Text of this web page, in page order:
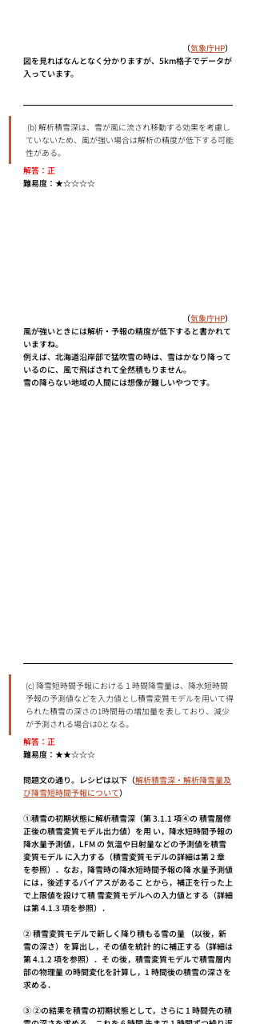
（気象庁HP）
図を見ればなんとなく分かりますが、5km格子でデータが
入っています。
(b) 解析積雪深は、雪が⾵に流され移動する効果を考慮し
ていないため、⾵が強い場合は解析の精度が低下する可能
性がある。
解答：正
難易度：★☆☆☆☆
（気象庁HP）
風が強いときには解析・予報の精度が低下すると書かれて
いますね。
例えば、北海道沿岸部で猛吹雪の時は、雪はかなり降って
いるのに、風で飛ばされて全然積もりません。
雪の降らない地域の人間には想像が難しいやつです。
(c) 降雪短時間予報における１時間降雪量は、降⽔短時間
予報の予測値などを⼊⼒値とし積雪変質モデルを⽤いて得
られた積雪の深さの1時間毎の増加量を表しており、減少
が予測される場合は0となる。
解答：正
難易度：★★☆☆☆
問題文の通り。レシピは以下（解析積雪深・解析降雪量及
び降雪短時間予報について）
①積雪の初期状態に解析積雪深（第 3.1.1 項④の 積雪層修
正後の積雪変質モデル出力値）を用 い，降水短時間予報の
降水量予測値，LFM の 気温や日射量などの予測値を積雪
変質モデル に入力する（積雪変質モデルの詳細は第 2 章
を参照）．なお，降雪時の降水短時間予報の降 水量予測値
には，後述するバイアスがあるこ とから，補正を行った上
で上限値を設けて積 雪変質モデルへの入力値とする（詳細
は第 4.1.3 項を参照）．
② 積雪変質モデルで新しく降り積もる雪の量 （以後，新
雪の深さ）を算出し，その値を統計 的に補正する（詳細は
第 4.1.2 項を参照）．そ の後，積雪変質モデルで積雪層内
部の物理量 の時間変化を計算し，1 時間後の積雪の深さを
求める．
③ ②の結果を積雪の初期状態として，さらに 1 時間先の積